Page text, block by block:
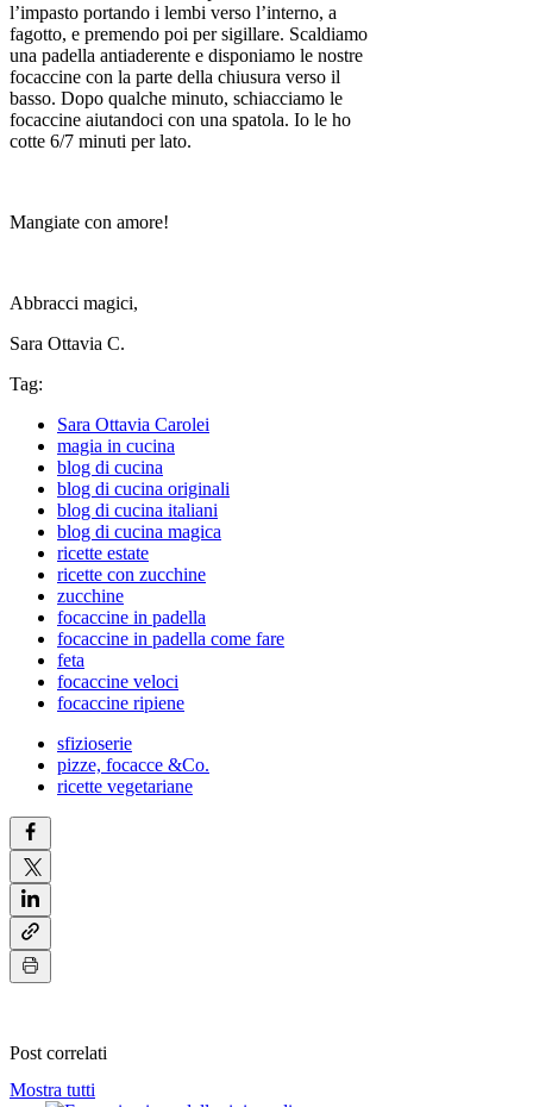
l’impasto portando i lembi verso l’interno, a
fagotto, e premendo poi per sigillare. Scaldiamo
una padella antiaderente e disponiamo le nostre
focaccine con la parte della chiusura verso il
basso. Dopo qualche minuto, schiacciamo le
focaccine aiutandoci con una spatola. Io le ho
cotte 6/7 minuti per lato.
Mangiate con amore!
Abbracci magici,
Sara Ottavia C.
Tag:
Sara Ottavia Carolei
magia in cucina
blog di cucina
blog di cucina originali
blog di cucina italiani
blog di cucina magica
ricette estate
ricette con zucchine
zucchine
focaccine in padella
focaccine in padella come fare
feta
focaccine veloci
focaccine ripiene
sfizioserie
pizze, focacce &Co.
ricette vegetariane
Post correlati
Mostra tutti